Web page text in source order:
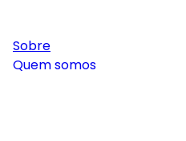
Sobre
Quem somos